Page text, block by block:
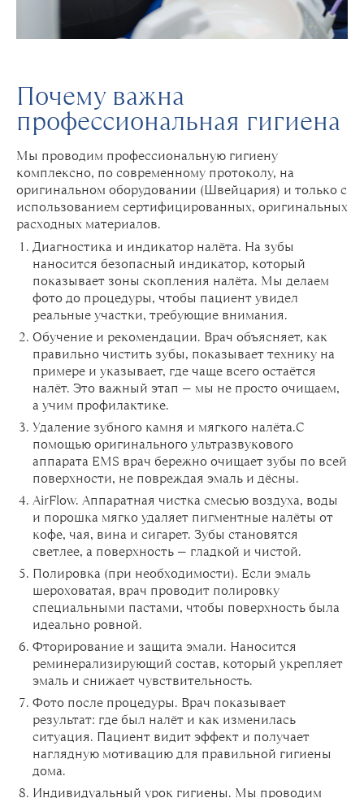
Почему важна
профессиональная гигиена
Мы проводим профессиональную гигиену
комплексно, по современному протоколу, на
оригинальном оборудовании (Швейцария) и только с
использованием сертифицированных, оригинальных
расходных материалов.
Диагностика и индикатор налёта. На зубы
наносится безопасный индикатор, который
показывает зоны скопления налёта. Мы делаем
фото до процедуры, чтобы пациент увидел
реальные участки, требующие внимания.
Обучение и рекомендации. Врач объясняет, как
правильно чистить зубы, показывает технику на
примере и указывает, где чаще всего остаётся
налёт. Это важный этап — мы не просто очищаем,
а учим профилактике.
Удаление зубного камня и мягкого налёта.С
помощью оригинального ультразвукового
аппарата EMS врач бережно очищает зубы по всей
поверхности, не повреждая эмаль и дёсны.
AirFlow. Аппаратная чистка смесью воздуха, воды
и порошка мягко удаляет пигментные налёты от
кофе, чая, вина и сигарет. Зубы становятся
светлее, а поверхность — гладкой и чистой.
Полировка (при необходимости). Если эмаль
шероховатая, врач проводит полировку
специальными пастами, чтобы поверхность была
идеально ровной.
Фторирование и защита эмали. Наносится
реминерализирующий состав, который укрепляет
эмаль и снижает чувствительность.
Фото после процедуры. Врач показывает
результат: где был налёт и как изменилась
ситуация. Пациент видит эффект и получает
наглядную мотивацию для правильной гигиены
дома.
Индивидуальный урок гигиены. Мы проводим